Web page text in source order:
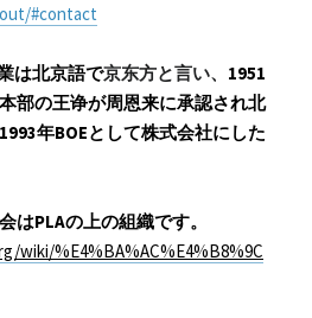
#contact
は北京語で京东方と言い、 1951
部の王诤が周恩来に承認され北
年BOEとして株式会社にした
はPLAの上の組織です。
wiki/%E4%BA%AC%E4%B8%9C